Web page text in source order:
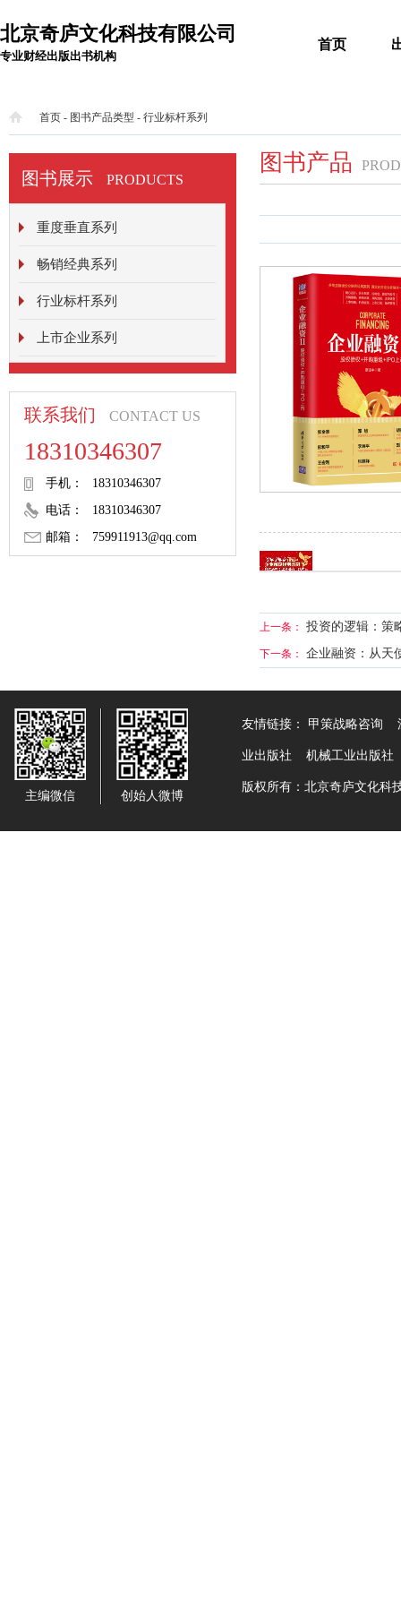
北京奇庐文化科技有限公司
专业财经出版出书机构
首页
首页 - 图书产品类型 - 行业标杆系列
图书展示 PRODUCTS
重度垂直系列
畅销经典系列
行业标杆系列
上市企业系列
联系我们 CONTACT US
18310346307
手机：
18310346307
电话：
18310346307
邮箱：
759911913@qq.com
图书产品
上一条： 投资的逻辑：策
下一条： 企业融资：从天
主编微信 创始人微博
友情链接： 甲策战略咨询
业出版社 机械工业出版社
版权所有：北京奇庐文化